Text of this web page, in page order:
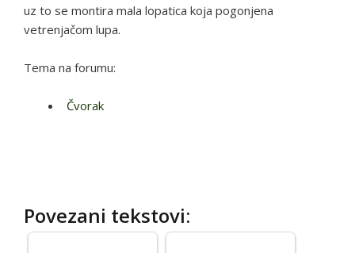
uz to se montira mala lopatica koja pogonjena
vetrenjačom lupa.
Tema na forumu:
Čvorak
Povezani tekstovi: